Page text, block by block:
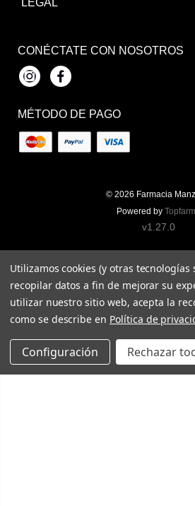
LEGAL
CONÉCTATE CON NOSOTROS
InstagramFacebook
MÉTODO DE PAGO
© 2026 Farmacia
Powered by
v1.27.0
Utilizamos cookies (y otras tecnologías
recopilar datos a fin de mejorar su
utilizar nuestro sitio web, acepta la
como se describe en Política de
Configuración Rechazar